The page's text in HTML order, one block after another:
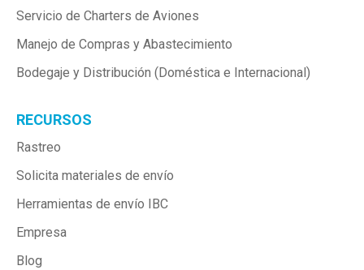
Servicio de Charters de Aviones
Manejo de Compras y Abastecimiento
Bodegaje y Distribución (Doméstica e Internacional)
RECURSOS
Rastreo
Solicita materiales de envío
Herramientas de envío IBC
Empresa
Blog